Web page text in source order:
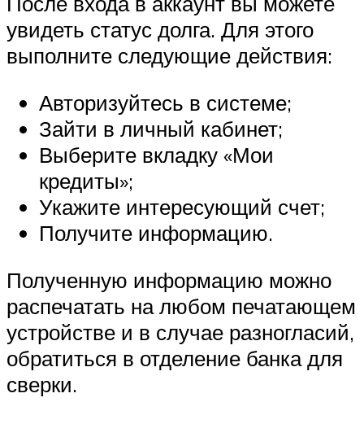
увидеть статус долга. Для этого
выполните следующие действия:
Авторизуйтесь в системе;
Зайти в личный кабинет;
Выберите вкладку «Мои
кредиты»;
Укажите интересующий счет;
Получите информацию.
Полученную информацию можно
распечатать на любом печатающем
устройстве и в случае разногласий,
обратиться в отделение банка для
сверки.